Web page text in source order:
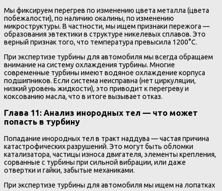
Мы фиксируем перегрев по изменению цвета металла (цвета
побежалости), по наличию окалины, по изменению
микроструктуры. В частности, мы ищем признаки пережога —
образования эвтектики в структуре никелевых сплавов. Это
верный признак того, что температура превысила 1200°C.
При экспертизе турбины для автомобиля мы всегда обращаем
внимание на систему охлаждения турбины. Многие
современные турбины имеют водяное охлаждение корпуса
подшипников. Если система неисправна (нет циркуляции,
низкий уровень жидкости), это приводит к перегреву и
коксованию масла, что в итоге вызывает отказ.
Глава 11: Анализ инородных тел — что может
попасть в турбину
Попадание инородных тел в тракт наддува — частая причина
катастрофических разрушений. Это могут быть обломки
катализатора, частицы износа двигателя, элементы крепления,
сорванные с турбины при сильной вибрации, или даже
отвертки и гайки, забытые механиками.
При экспертизе турбины для автомобиля мы ищем на лопатках